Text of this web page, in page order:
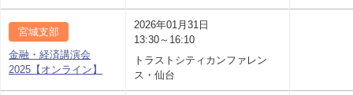
宮城支部
金融・経済講演会
2025【オンライン】
2026年01月31日
13:30～16:10
トラストシティカンファレン
ス・仙台